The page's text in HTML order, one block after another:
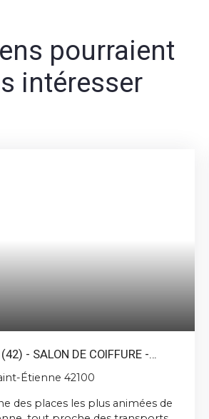
pourraient
intéresser
- SALON DE COIFFURE -
EMPLACEMENT
Étienne 42100
des places les plus animées de